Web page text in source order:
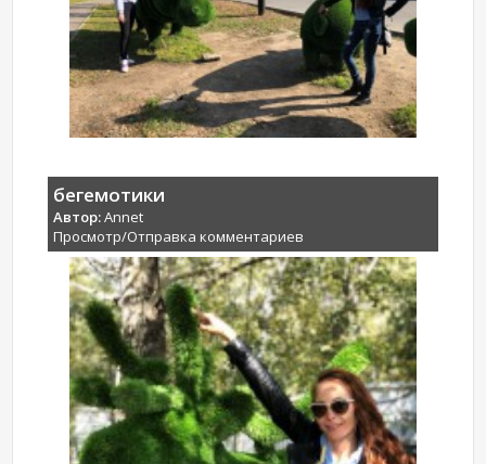
бегемотики
Автор:Annet
Просмотр/Отправка комментариев